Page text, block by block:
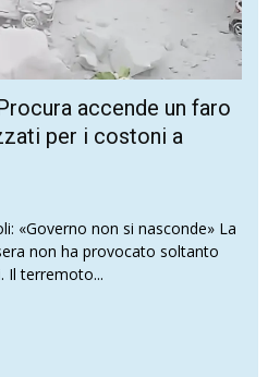
accende un faro
per i costoni a
«Governo non si nasconde» La
non ha provocato soltanto
Il terremoto...